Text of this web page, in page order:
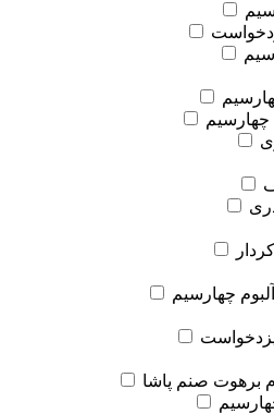
چهارسیم
برهوت صنم پاشا